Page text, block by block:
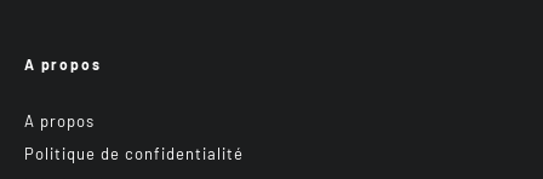
A propos
A propos
Politique de confidentialité